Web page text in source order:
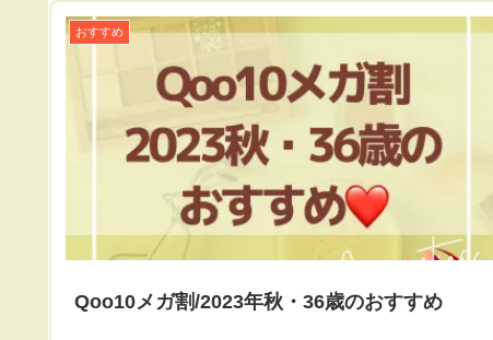
して伝えている。
おすすめ
Qoo10メガ割/2023年秋・36歳のおすすめ